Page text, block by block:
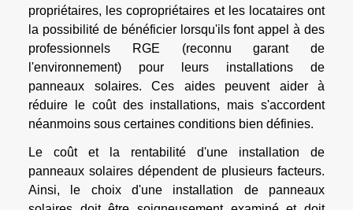
propriétaires, les copropriétaires et les locataires ont
la possibilité de bénéficier lorsqu'ils font appel à des
professionnels RGE (reconnu garant de
l'environnement) pour leurs installations de
panneaux solaires. Ces aides peuvent aider à
réduire le coût des installations, mais s'accordent
néanmoins sous certaines conditions bien définies.
Le coût et la rentabilité d'une installation de
panneaux solaires dépendent de plusieurs facteurs.
Ainsi, le choix d'une installation de panneaux